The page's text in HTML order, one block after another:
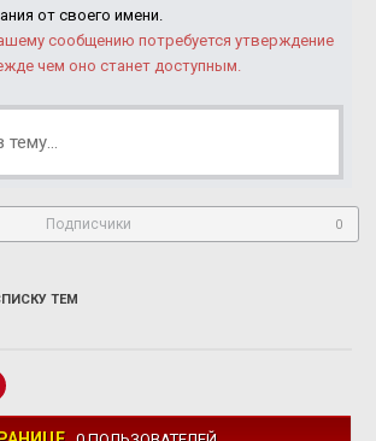
от своего имени.
сообщению потребуется утверждение
чем оно станет доступным.
тему...
Подписчики 0
ТЕМ